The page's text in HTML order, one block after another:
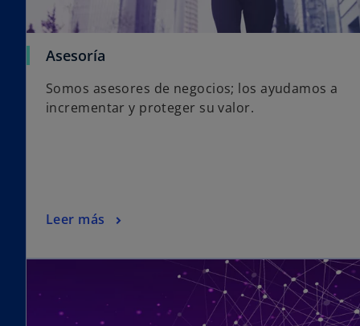
n
u
a
Asesoría
Somos asesores de negocios; los ayudamos a
incrementar y proteger su valor.
Leer más